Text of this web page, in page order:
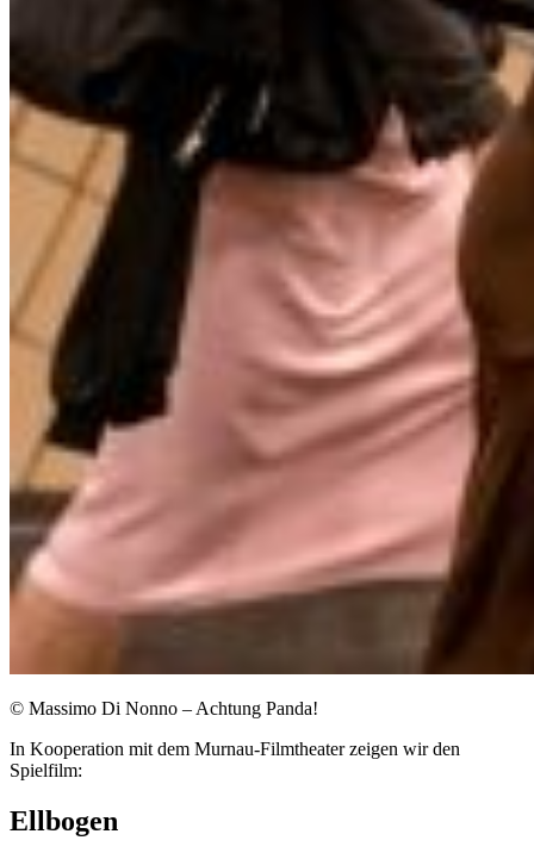
© Massimo Di Nonno – Achtung Panda!
In Kooperation mit dem Murnau-Filmtheater zeigen wir den
Spielfilm:
Ellbogen